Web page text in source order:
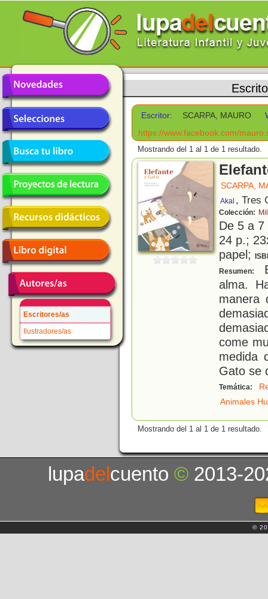
Escritores/as
Ilustradores/as
Escritor: SCARPA, MAURO
https://www.facebook.com/
Mostrando del 1 al 1 de 1 resultado.
SCARPA,
Akal , Tres
Colección:
De 5 a
24 p.;
papel;
Resumen:
alma.
manera
come
medida
Gato se
Temática:
Animales
Mostrando del 1 al 1 de 1 resultado.
lupadelcuento© 2013-
©